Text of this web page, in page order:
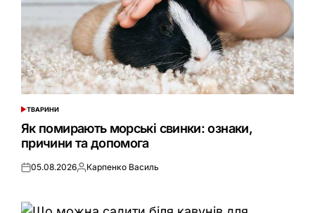
ОПУБЛІКУВАТИ
ТВАРИНИ
Як помирають морські свинки: ознаки,
причини та допомога
Оприлюднено
05.08.2026Опубліковано
Карпенко Василь